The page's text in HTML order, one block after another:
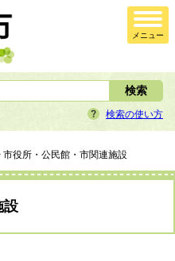
メニュー
検索の使い方
市役所・公民館・市関連施設
設